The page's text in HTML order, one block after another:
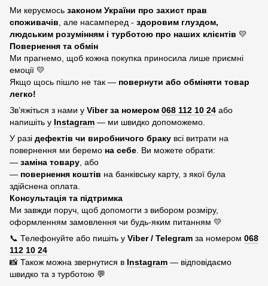
Ми керуємось законом України про захист прав
споживачів , але насамперед - здоровим глуздом,
людським розумінням і турботою про наших клієнтів 💛
Повернення та обмін
Ми прагнемо, щоб кожна покупка приносила лише приємні
емоції 💛
Якщо щось пішло не так — повернути або обміняти товар
легко!
Зв’яжіться з нами у Viber за номером 068 112 10 24 або
напишіть у Instagram — ми швидко допоможемо.
У разі дефектів чи виробничого браку всі витрати на
повернення ми беремо на себе . Ви можете обрати:
— заміна товару , або
— повернення коштів на банківську карту, з якої була
здійснена оплата.
Консультація та підтримка
Ми завжди поруч, щоб допомогти з вибором розміру,
оформленням замовлення чи будь-яким питанням 💛
📞 Телефонуйте або пишіть у Viber / Telegram за номером 068
112 10 24
📸 Також можна звернутися в Instagram — відповідаємо
швидко та з турботою 💬